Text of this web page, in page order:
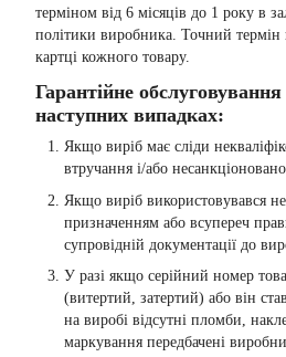
терміном від 6 місяців до 1 року в
політики виробника. Точний термін
картці кожного товару.
Гарантійне
наступних випадках:
Якщо виріб має сліди
втручання і/або
Якщо виріб використовувався
призначенням або всупереч
супровідній документації до
У разі якщо серійний номер
(витертий, затертий) або він
на виробі відсутні пломби,
маркування передбачені